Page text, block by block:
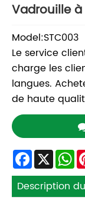
Vadrouille
Model:STC003
Le service
charge les
langues.
de haute
Facebook
X
Description